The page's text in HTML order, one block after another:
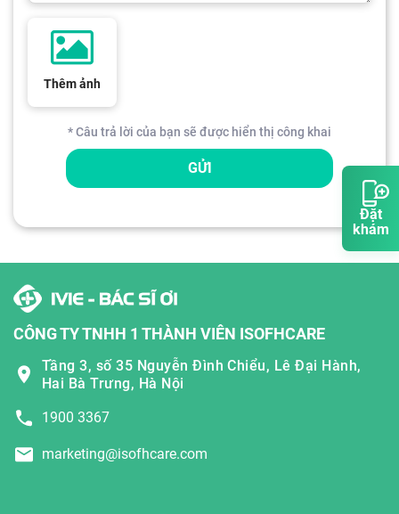
Đặt
khám
Thêm ảnh
* Câu trả lời của bạn sẽ được hiển thị công khai
GỬI
CÔNG TY TNHH 1 THÀNH VIÊN ISOFHCARE
Tầng 3, số 35 Nguyễn Đình Chiểu, Lê Đại Hành,
Hai Bà Trưng, Hà Nội
1900 3367
marketing@isofhcare.com